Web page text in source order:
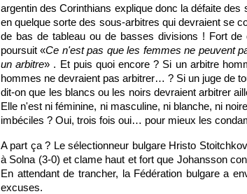
argentin des Corinthians explique donc la défaite
en quelque sorte des sous-arbitres qui devraient se
de bas de tableau ou de basses divisions ! Fort
poursuit «Ce n'est pas que les femmes ne peuvent
un arbitre» . Et puis quoi encore ? Si un arbitre
hommes ne devraient pas arbitrer… ? Si un juge de
dit-on que les blancs ou les noirs devraient arbitrer
Elle n'est ni féminine, ni masculine, ni blanche, ni
imbéciles ? Oui, trois fois oui… pour mieux les
A part ça ? Le sélectionneur bulgare Hristo
à Solna (3-0) et clame haut et fort que Johansson
En attendant de trancher, la Fédération bulgare a
excuses.